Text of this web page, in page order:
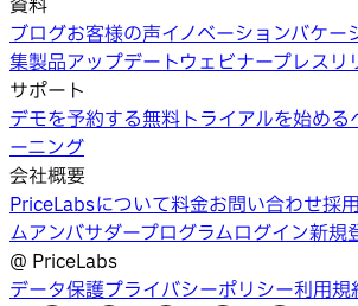
ブログお客様の声イノベーションバケー
集製品アップデートウェビナープレスリ
サポート
デモを予約する無料トライアルを始める
ーニング
会社概要
PriceLabsについて料金お問い合わせ採
ムアンバサダープログラムログイン新規
@ PriceLabs
データ保護プライバシーポリシー利用規